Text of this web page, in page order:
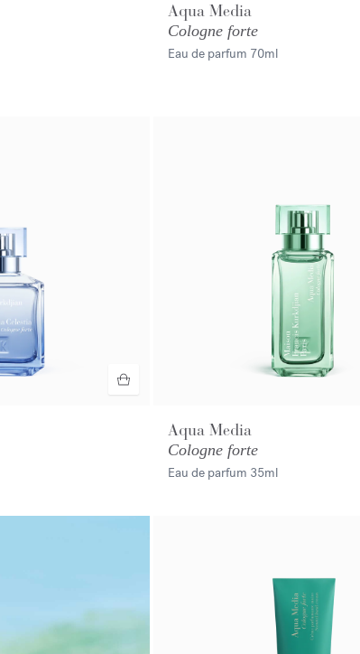
Aqua Media
Cologne forte
Eau de parfum 70ml
Aqua Media
Cologne forte
Eau de parfum 35ml